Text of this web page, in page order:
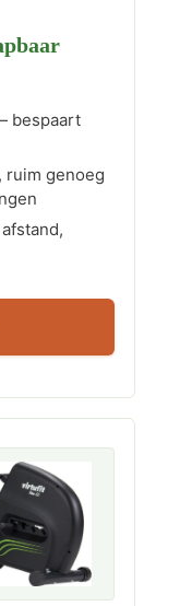
bespaart
ruim genoeg